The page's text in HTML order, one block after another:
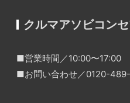
クルマアソビコン
■営業時間／10:00〜17:00
■お問い合わせ／0120-489-